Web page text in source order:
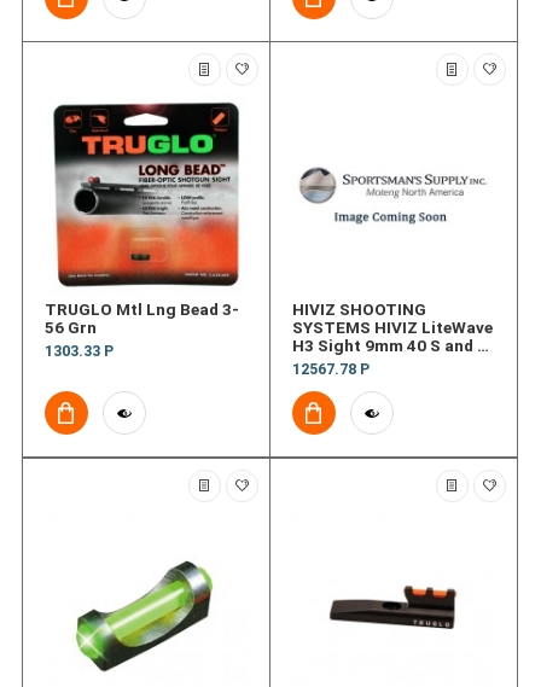
TRUGLO Mtl Lng Bead 3-
56 Grn
1303.33 Р
HIVIZ SHOOTING
SYSTEMS HIVIZ LiteWave
H3 Sight 9mm 40 S and W
.357 Sig
12567.78 Р